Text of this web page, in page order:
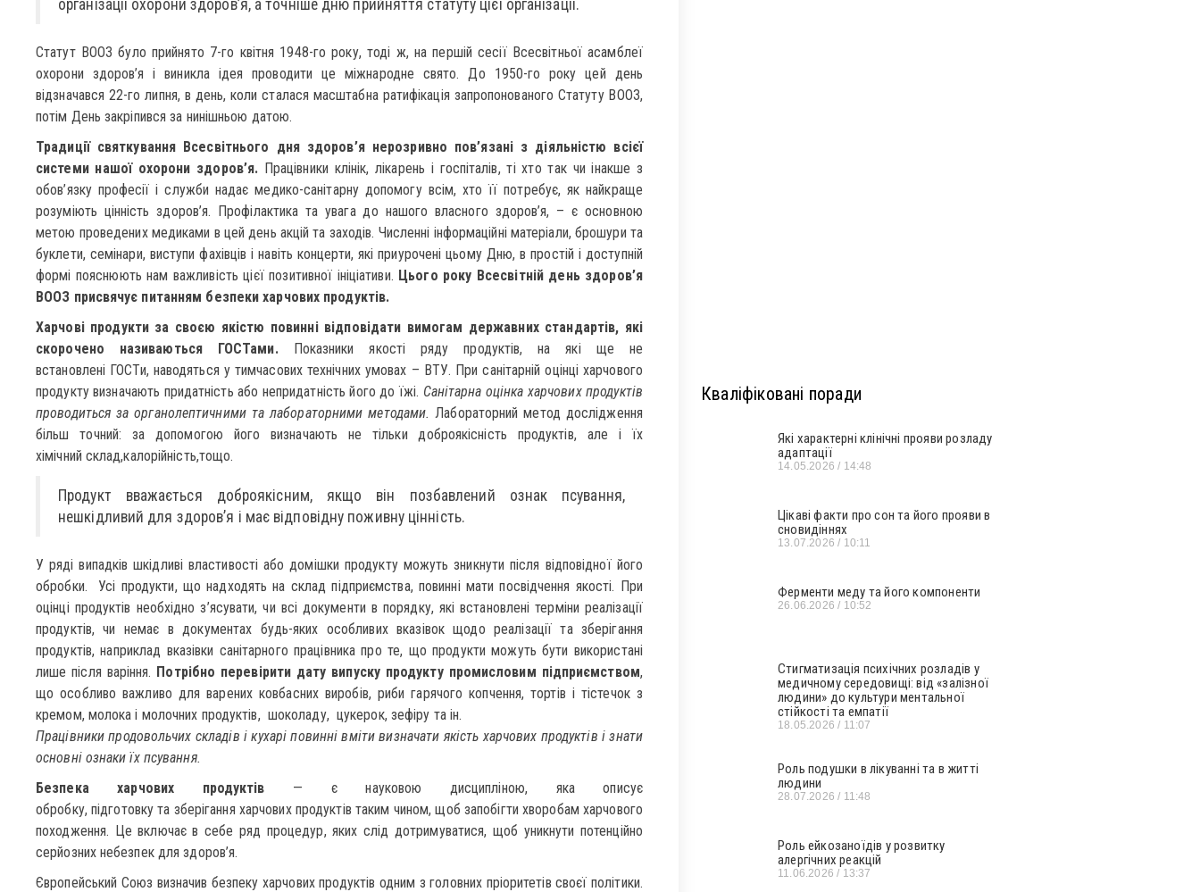
організації охорони здоров’я, а точніше дню прийняття статуту цієї організації.
Статут ВООЗ було прийнято 7-го квітня 1948-го року, тоді ж, на першій сесії Всесвітньої асамблеї
охорони здоров’я і виникла ідея проводити це міжнародне свято. До 1950-го року цей день
відзначався 22-го липня, в день, коли сталася масштабна ратифікація запропонованого Статуту ВООЗ,
потім День закріпився за нинішньою датою.
Традиції святкування Всесвітнього дня здоров’я нерозривно пов’язані з діяльністю всієї
системи нашої охорони здоров’я. Працівники клінік, лікарень і госпіталів, ті хто так чи інакше з
обов’язку професії і служби надає медико-санітарну допомогу всім, хто її потребує, як найкраще
розуміють цінність здоров’я. Профілактика та увага до нашого власного здоров’я, – є основною
метою проведених медиками в цей день акцій та заходів. Численні інформаційні матеріали, брошури та
буклети, семінари, виступи фахівців і навіть концерти, які приурочені цьому Дню, в простій і доступній
формі пояснюють нам важливість цієї позитивної ініціативи. Цього року Всесвітній день здоров’я
ВООЗ присвячує питанням безпеки харчових продуктів.
Харчові продукти за своєю якістю повинні відповідати вимогам державних стандартів, які
скорочено називаються ГОСТами.Показники якості ряду продуктів, на які ще не
встановлені ГОСТи, наводяться у тимчасових технічних умовах – ВТУ. При санітарній оцінці харчового
продукту визначають придатність або непридатність його до їжі. Санітарна оцінка харчових продуктів
проводиться за органолептичними та лабораторними методами. Лабораторний метод дослідження
більш точний: за допомогою його визначають не тільки доброякісність продуктів, але і їх
хімічний склад,калорійність,тощо.
Продукт вважається доброякісним, якщо він позбавлений ознак псування,
нешкідливий для здоров’я і має відповідну поживну цінність.
У ряді випадків шкідливі властивості або домішки продукту можуть зникнути після відповідної його
обробки. Усі продукти, що надходять на склад підприємства, повинні мати посвідчення якості. При
оцінці продуктів необхідно з’ясувати, чи всі документи в порядку, які встановлені терміни реалізації
продуктів, чи немає в документах будь-яких особливих вказівок щодо реалізації та зберігання
продуктів, наприклад вказівки санітарного працівника про те, що продукти можуть бути використані
лише після варіння. Потрібно перевірити дату випуску продукту промисловим підприємством,
що особливо важливо для варених ковбасних виробів, риби гарячого копчення, тортів і тістечок з
кремом, молока і молочних продуктів, шоколаду, цукерок, зефіру та ін.
Працівники продовольчих складів і кухарі повинні вміти визначати якість харчових продуктів і знати
основні ознаки їх псування.
Безпека харчових продуктів — є науковою дисципліною, яка описує
обробку, підготовку та зберігання харчових продуктів таким чином, щоб запобігти хворобам харчового
походження. Це включає в себе ряд процедур, яких слід дотримуватися, щоб уникнути потенційно
серйозних небезпек для здоров’я.
Європейський Союз визначив безпеку харчових продуктів одним з головних пріоритетів своєї політики.
Кваліфіковані поради
Які характерні клінічні прояви розладу
адаптації
14.05.2026 14:48
Цікаві факти про сон та його прояви в
сновидіннях
13.07.2026 10:11
Ферменти меду та його компоненти
26.06.2026 10:52
Стигматизація психічних розладів у
медичному середовищі: від «залізної
людини» до культури ментальної
стійкості та емпатії
18.05.2026 11:07
Роль подушки в лікуванні та в житті
людини
28.07.2026 11:48
Роль ейкозаноїдів у розвитку
алергічних реакцій
11.06.2026 13:37